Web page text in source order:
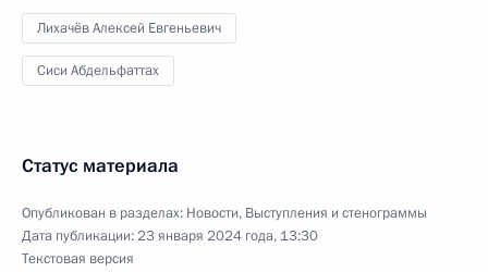
Лихачёв Алексей Евгеньевич
Сиси Абдельфаттах
Статус материала
Опубликован в разделах: Новости, Выступления и стенограммы
Дата публикации:23 января 2024 года, 13:30
Текстовая версия